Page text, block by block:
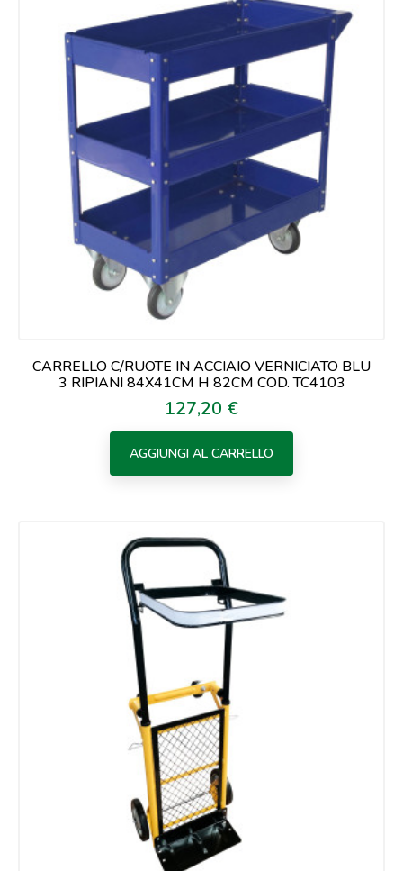
CARRELLO C/RUOTE IN ACCIAIO VERNICIATO BLU
3 RIPIANI 84X41CM H 82CM COD. TC4103
Prezzo
127,20 €
AGGIUNGI AL CARRELLO